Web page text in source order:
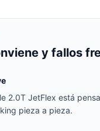
y fallos
2.0T JetFlex está
pieza a pieza.